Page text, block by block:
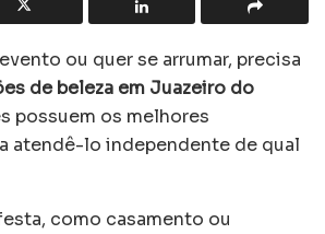
ou quer se arrumar, precisa
de beleza em Juazeiro do
possuem os melhores
atendê-lo independente de qual
como casamento ou